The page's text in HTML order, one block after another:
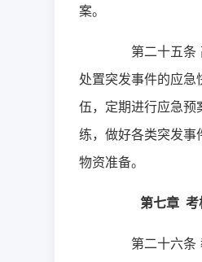
案。
第二十五条
处置突发事件的应急
伍，定期进行应急预
练，做好各类突发事
物资准备。
第七章 考
第二十六条